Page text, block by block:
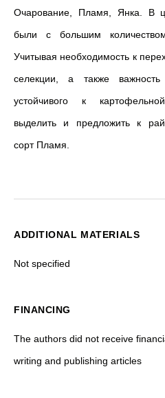
Очарование, Пламя, Янка. В
были с большим
Учитывая необходимость к
селекции, а также важность
устойчивого к
выделить и предложить к
сорт Пламя.
ADDITIONAL MATERIALS
Not specified
FINANCING
The authors did not receive
writing and publishing articles